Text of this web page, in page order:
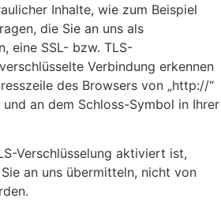
Inhalte, wie zum Beispiel
die Sie an uns als
eine SSL- bzw. TLS-
Verbindung erkennen
des Browsers von „http://“
an dem Schloss-Symbol in Ihrer
Verschlüsselung aktiviert ist,
an uns übermitteln, nicht von